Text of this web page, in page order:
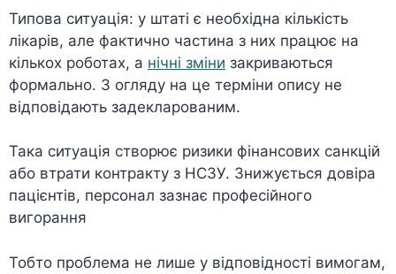
Типова ситуація: у штаті є необхідна кількість
лікарів, але фактично частина з них працює на
кількох роботах, а нічні зміни закриваються
формально. З огляду на це терміни опису не
відповідають задекларованим.
Така ситуація створює ризики фінансових санкцій
або втрати контракту з НСЗУ. Знижується довіра
пацієнтів, персонал зазнає професійного
вигорання
Тобто проблема не лише у відповідності вимогам,